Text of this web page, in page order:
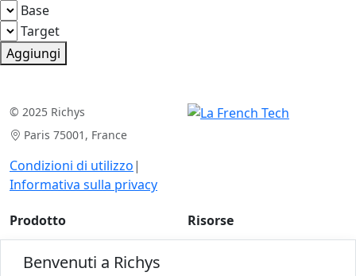
Base
Target
Aggiungi
© 2025 Richys
Paris 75001, France
Condizioni di utilizzo|
Informativa sulla privacy
Prodotto
Per gli esperti
Risorse
Benvenuti a Richys